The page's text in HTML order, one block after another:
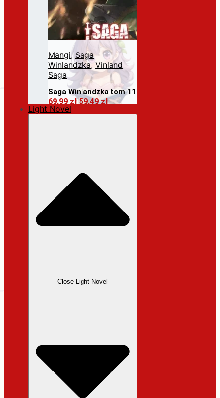
Mangi, Saga
Winlandzka, Vinland
Saga
Saga Winlandzka tom 11
69,99złPierwotna
59,49złAktualna
Dodaj do koszyka
Light Novel
Close Light Novel